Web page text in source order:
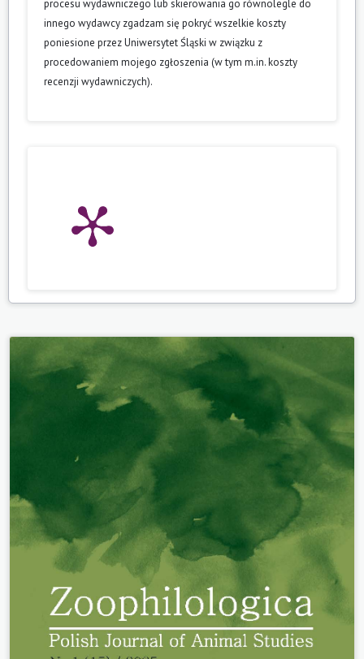
procesu wydawniczego lub skierowania go równolegle do
innego wydawcy zgadzam się pokryć wszelkie koszty
poniesione przez Uniwersytet Śląski w związku z
procedowaniem mojego zgłoszenia (w tym m.in. koszty
recenzji wydawniczych).